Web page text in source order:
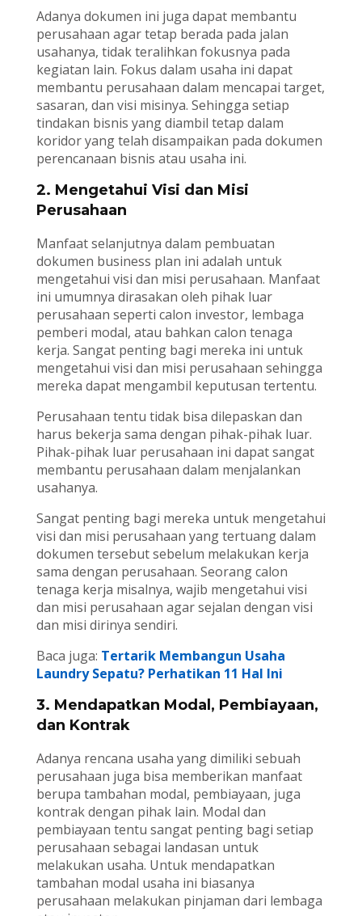
Adanya dokumen ini juga dapat membantu
perusahaan agar tetap berada pada jalan
usahanya, tidak teralihkan fokusnya pada
kegiatan lain. Fokus dalam usaha ini dapat
membantu perusahaan dalam mencapai target,
sasaran, dan visi misinya. Sehingga setiap
tindakan bisnis yang diambil tetap dalam
koridor yang telah disampaikan pada dokumen
perencanaan bisnis atau usaha ini.
2. Mengetahui Visi dan Misi
Perusahaan
Manfaat selanjutnya dalam pembuatan
dokumen business plan ini adalah untuk
mengetahui visi dan misi perusahaan. Manfaat
ini umumnya dirasakan oleh pihak luar
perusahaan seperti calon investor, lembaga
pemberi modal, atau bahkan calon tenaga
kerja. Sangat penting bagi mereka ini untuk
mengetahui visi dan misi perusahaan sehingga
mereka dapat mengambil keputusan tertentu.
Perusahaan tentu tidak bisa dilepaskan dan
harus bekerja sama dengan pihak-pihak luar.
Pihak-pihak luar perusahaan ini dapat sangat
membantu perusahaan dalam menjalankan
usahanya.
Sangat penting bagi mereka untuk mengetahui
visi dan misi perusahaan yang tertuang dalam
dokumen tersebut sebelum melakukan kerja
sama dengan perusahaan. Seorang calon
tenaga kerja misalnya, wajib mengetahui visi
dan misi perusahaan agar sejalan dengan visi
dan misi dirinya sendiri.
Baca juga: Tertarik Membangun Usaha
Laundry Sepatu? Perhatikan 11 Hal Ini
3. Mendapatkan Modal, Pembiayaan,
dan Kontrak
Adanya rencana usaha yang dimiliki sebuah
perusahaan juga bisa memberikan manfaat
berupa tambahan modal, pembiayaan, juga
kontrak dengan pihak lain. Modal dan
pembiayaan tentu sangat penting bagi setiap
perusahaan sebagai landasan untuk
melakukan usaha. Untuk mendapatkan
tambahan modal usaha ini biasanya
perusahaan melakukan pinjaman dari lembaga